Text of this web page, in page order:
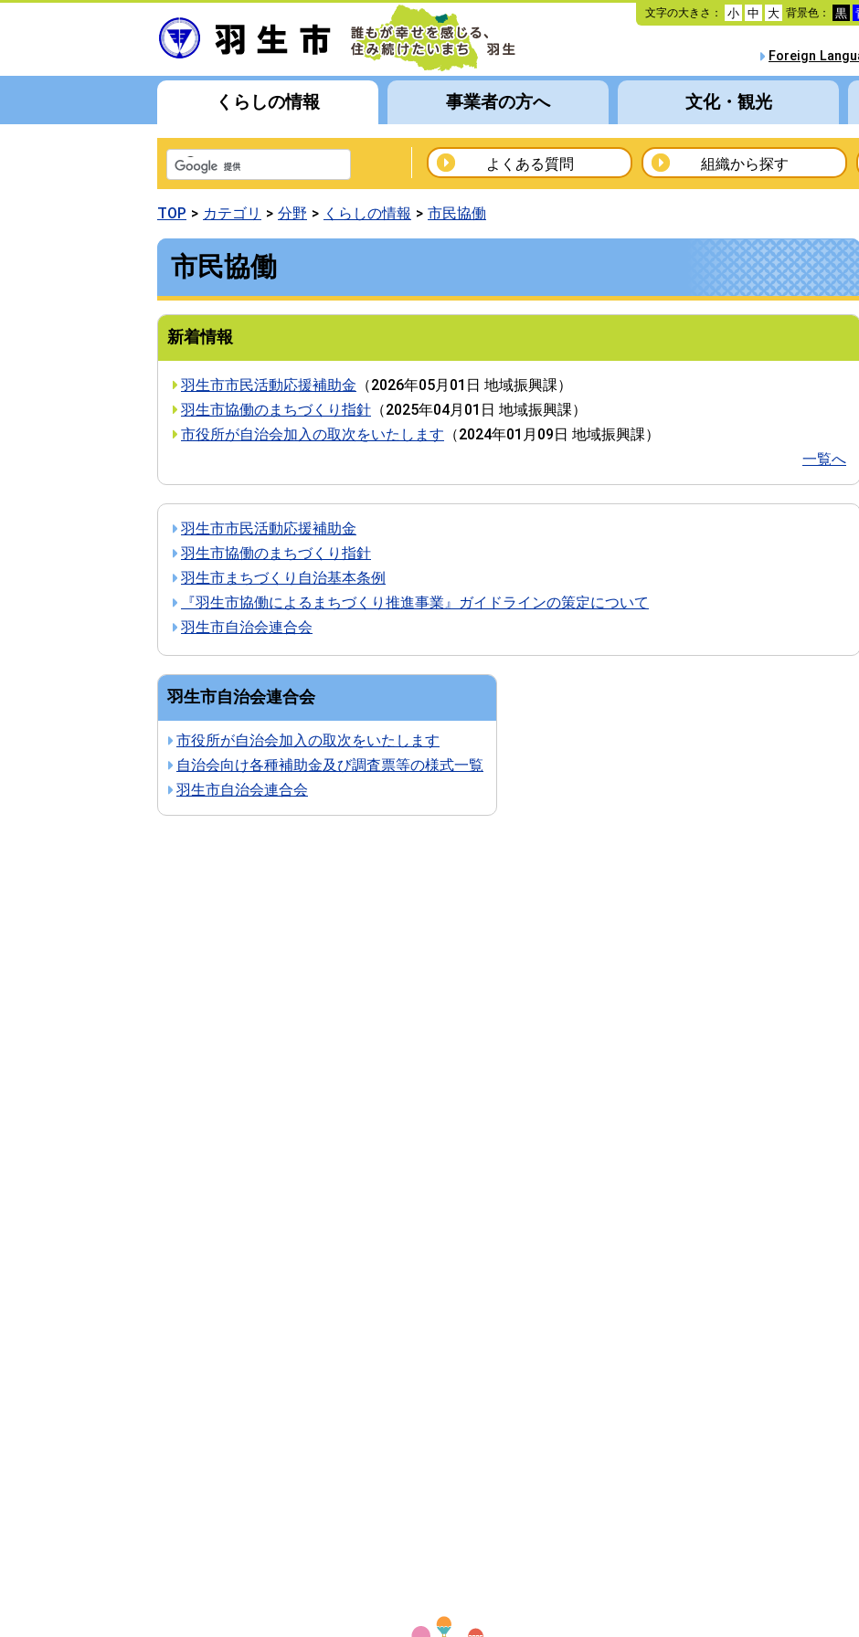
本
文
動
文字の大きさ： 小 中 大 背景色： 黒
Foreign
くらしの情報 事業者の方へ 文化・観光
よくある質問 組織から探す
TOP カテゴリ 分野 くらしの情報 市民協働
市民協働
新着情報
羽生市市民活動応援補助金 （2026年05月01日 地域振興課）
羽生市協働のまちづくり指針 （2025年04月01日 地域振興課）
市役所が自治会加入の取次をいたします （2024年01月09日 地域振興課）
一覧へ
羽生市市民活動応援補助金
羽生市協働のまちづくり指針
羽生市まちづくり自治基本条例
『羽生市協働によるまちづくり推進事業』ガイドラインの策定について
羽生市自治会連合会
羽生市自治会連合会
市役所が自治会加入の取次をいたします
自治会向け各種補助金及び調査票等の様式一覧
羽生市自治会連合会